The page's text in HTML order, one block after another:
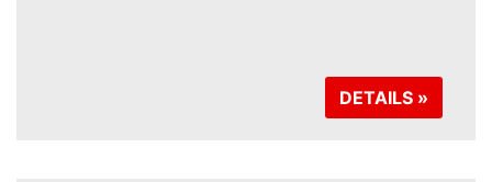
DETAILS »